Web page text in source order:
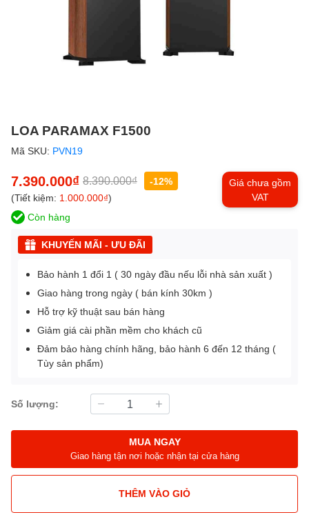
LOA PARAMAX F1500
Mã SKU: PVN19
7.390.000₫ 8.390.000₫
-12%
(Tiết kiệm: 1.000.000₫)
Giá chưa gồm
VAT
Còn hàng
KHUYẾN MÃI - ƯU ĐÃI
Bảo hành 1 đổi 1 ( 30 ngày đầu nếu lỗi nhà sản xuất )
Giao hàng trong ngày ( bán kính 30km )
Hỗ trợ kỹ thuật sau bán hàng
Giảm giá cài phần mềm cho khách cũ
Đảm bảo hàng chính hãng, bảo hành 6 đến 12 tháng (
Tùy sản phẩm)
Số lượng:
MUA NGAY
Giao hàng tận nơi hoặc nhận tại cửa hàng
THÊM VÀO GIỎ